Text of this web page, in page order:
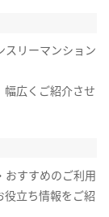
スリーマンション
幅広くご紹介させ
おすすめのご利用
立ち情報をご紹